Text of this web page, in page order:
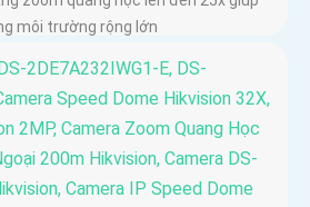
môi trường rộng lớn